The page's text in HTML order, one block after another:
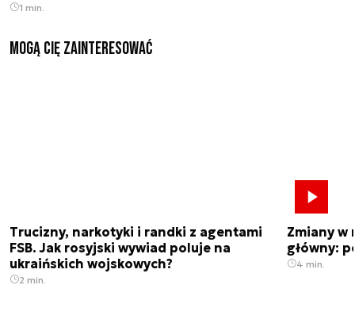
1 min.
Mogą Cię zainteresować
Trucizny, narkotyki i randki z agentami
FSB. Jak rosyjski wywiad poluje na
ukraińskich wojskowych?
2 min.
Zmiany w
główny:
4 min.